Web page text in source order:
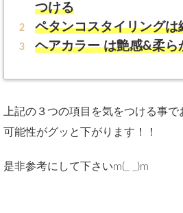
つける
ペタンコスタイリングは
ヘアカラー は艶感&柔ら
上記の３つの項目を気をつける事
可能性がグッと下がります！！
是非参考にして下さいm(_ _)m